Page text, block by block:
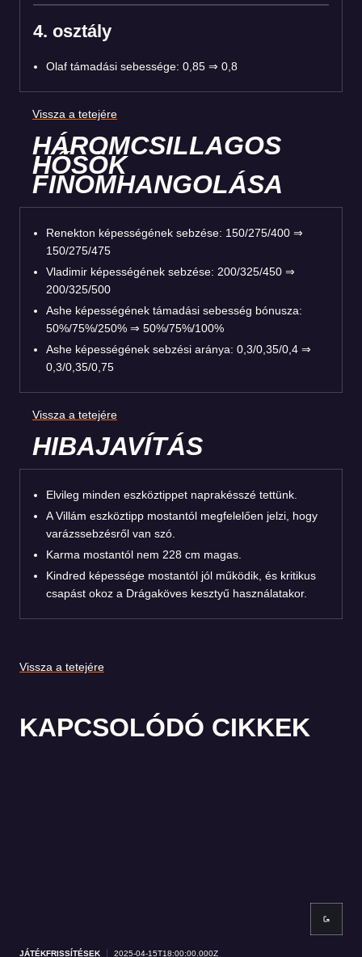
4. osztály
Olaf támadási sebessége: 0,85 ⇒ 0,8
Vissza a tetejére
HÁROMCSILLAGOS
HŐSÖK
FINOMHANGOLÁSA
Renekton képességének sebzése: 150/275/400 ⇒
150/275/475
Vladimir képességének sebzése: 200/325/450 ⇒
200/325/500
Ashe képességének támadási sebesség bónusza:
50%/75%/250% ⇒ 50%/75%/100%
Ashe képességének sebzési aránya: 0,3/0,35/0,4 ⇒
0,3/0,35/0,75
Vissza a tetejére
HIBAJAVÍTÁS
Elvileg minden eszköztippet naprakésszé tettünk.
A Villám eszköztipp mostantól megfelelően jelzi, hogy
varázssebzésről van szó.
Karma mostantól nem 228 cm magas.
Kindred képessége mostantól jól működik, és kritikus
csapást okoz a Drágaköves kesztyű használatakor.
Vissza a tetejére
KAPCSOLÓDÓ CIKKEK
JÁTÉKFRISSÍTÉSEK 2025-04-15T18:00:00.000Z